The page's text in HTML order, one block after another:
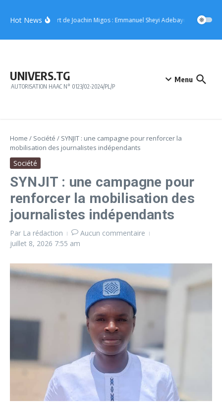
Hot NewsConcert de Joachin Migos : Emmanuel Sheyi Adebayor offre 10
UNIVERS.TG
AUTORISATION HAAC N° 0123/02-2024/PL/P
Menu
Home / Société / SYNJIT : une campagne pour renforcer la
mobilisation des journalistes indépendants
Société
SYNJIT : une campagne pour
renforcer la mobilisation des
journalistes indépendants
Par La rédaction
Aucun commentaire
juillet 8, 2026 7:55 am